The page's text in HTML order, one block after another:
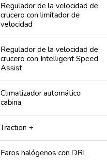
Regulador de la velocidad de
crucero con limitador de
velocidad
Regulador de la velocidad de
crucero con Intelligent Speed
Assist
Climatizador automático
cabina
Traction +
Faros halógenos con DRL